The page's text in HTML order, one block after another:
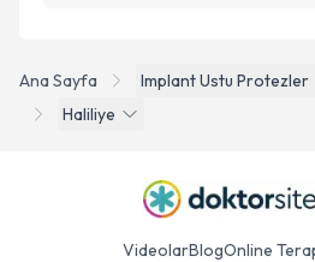
Ana Sayfa Implant Ustu Protezler
Haliliye
VideolarBlogOnline